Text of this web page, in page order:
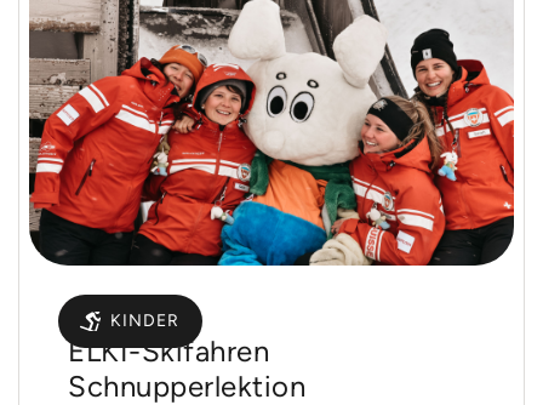
KINDER
Gruppen
ELKI-Skifahren
Schnupperlektion